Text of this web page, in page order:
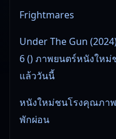
Frightmares
Under The Gun
6 () ภาพยนตร์หนังให
แล้ววันนี้
หนังใหม่ชนโรงคุณภาพ
พักผ่อน